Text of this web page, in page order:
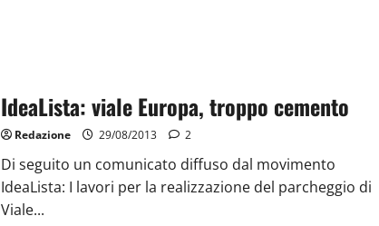
IdeaLista: viale Europa, troppo cemento
Redazione 29/08/2013 2
Di seguito un comunicato diffuso dal movimento
IdeaLista: I lavori per la realizzazione del parcheggio di
Viale...